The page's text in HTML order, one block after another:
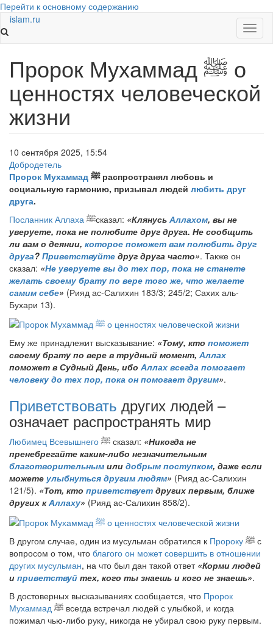
Перейти к основному содержанию
islam.ru
Пророк Мухаммад ﷺ о
ценностях человеческой
жизни
10 сентября 2025, 15:54
Добродетель
Пророк Мухаммад ﷺраспространял любовь и
социальную гармонию, призывал людей любить друг
друга.
Посланник Аллаха ﷺсказал: «Клянусь Аллахом, вы не
уверуете, пока не полюбите друг друга. Не сообщить
ли вам о деянии, которое поможет вам полюбить друг
друга? Приветствуйте друг друга часто». Также он
сказал: «Не уверуете вы до тех пор, пока не станете
желать своему брату по вере того же, что желаете
самим себе» (Рияд ас-Салихин 183/3; 245/2; Сахих аль-
Бухари 13).
Ему же принадлежит высказывание: «Тому, кто поможет
своему брату по вере в трудный момент, Аллах
поможет в Судный День, ибо Аллах всегда помогает
человеку до тех пор, пока он помогает другим».
Приветствовать других людей –
означает распространять мир
Любимец Всевышнего ﷺ сказал: «Никогда не
пренебрегайте каким-либо незначительным
благотворительным или добрым поступком, даже если
можете улыбнуться другим людям» (Рияд ас-Салихин
121/5). «Тот, кто приветствует других первым, ближе
других кАллаху» (Рияд ас-Салихин 858/2).
В другом случае, один из мусульман обратился к Пророку ﷺ с
вопросом о том, что благого он может совершить в отношении
других мусульман, на что был дан такой ответ «Корми людей
и приветствуй тех, кого ты знаешь и кого не знаешь».
В достоверных высказываниях сообщается, что Пророк
Мухаммад ﷺ всегда встречал людей с улыбкой, и когда
пожимал чью-либо руку, никогда не убирал свою руку первым.